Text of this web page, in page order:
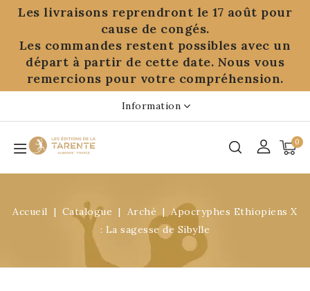
Les livraisons reprendront le 17 août pour
cause de congés.
Les commandes restent possibles avec un
départ à partir de cette date. Nous vous
remercions pour votre compréhension.
Information
0
Accueil Catalogue Archè
Apocryphes Ethiopiens X
: La sagesse de Sibylle
Panneau de gestion des cookies